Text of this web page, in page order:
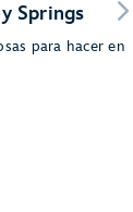
Springs
para hacer en